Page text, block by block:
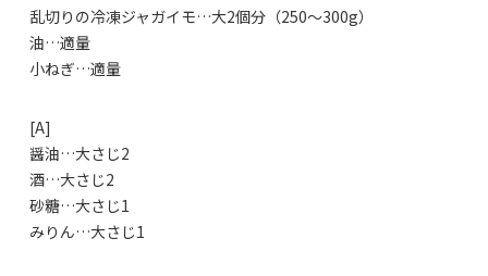
乱切りの冷凍ジャガイモ…大2個分（250～300g）
油…適量
小ねぎ…適量
[A]
醤油…大さじ2
酒…大さじ2
砂糖…大さじ1
みりん…大さじ1